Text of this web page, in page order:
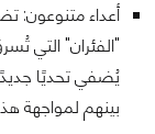
أعداء متنوعون:
"الفئران" التي
يُضفي تحديًا
بينهم لمواجهة